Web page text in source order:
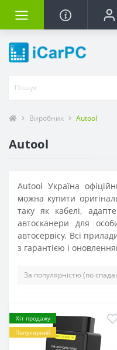
Виробник Autool
Autool
Autool Україна
можна купити
таку як кабелі,
автосканери для
автосервісу. Всі
з гарантією і
Хіт продажу
Популярний